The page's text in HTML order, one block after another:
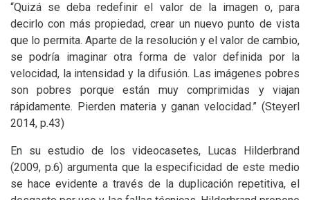
“Quizá se deba redefinir el valor de la imagen o, para
decirlo con más propiedad, crear un nuevo punto de vista
que lo permita. Aparte de la resolución y el valor de cambio,
se podría imaginar otra forma de valor definida por la
velocidad, la intensidad y la difusión. Las imágenes pobres
son pobres porque están muy comprimidas y viajan
rápidamente. Pierden materia y ganan velocidad.” (Steyerl
2014, p.43)
En su estudio de los videocasetes, Lucas Hilderbrand
(2009, p.6) argumenta que la especificidad de este medio
se hace evidente a través de la duplicación repetitiva, el